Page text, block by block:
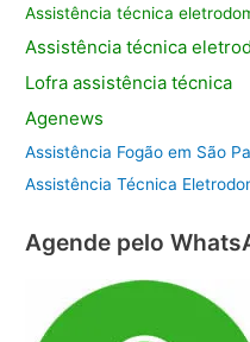
Assistência técnica
Assistência técnica
Lofra assistênciatécnica
Agenews
Assistência Fogão em São
Assistência Técnica
Agende pelo